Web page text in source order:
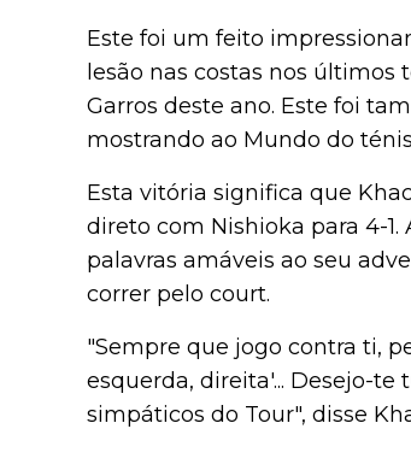
Este foi um feito
lesão nas costas nos
Garros deste ano. Este foi
mostrando ao Mundo do
Esta vitória significa que
direto com Nishioka para 4-
palavras amáveis ao seu
correr pelo court.
"Sempre que jogo contra ti,
esquerda, direita'... Desejo-
simpáticos do Tour", disse